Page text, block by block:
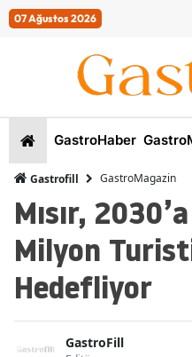
07 Ağustos 2026
GastroHaber
Gastrofill GastroMagazin
Mısır,
Milyon
Hedefliyor
GastroFill